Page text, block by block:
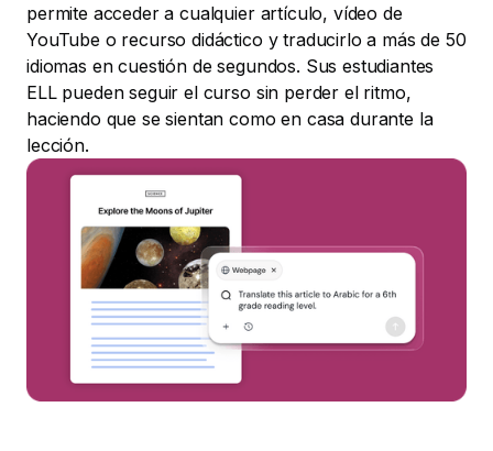
permite acceder a cualquier artículo, vídeo de
YouTube o recurso didáctico y traducirlo a más de 50
idiomas en cuestión de segundos. Sus estudiantes
ELL pueden seguir el curso sin perder el ritmo,
haciendo que se sientan como en casa durante la
lección.